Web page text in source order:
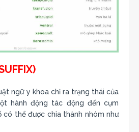
ngữ y khoa chỉ ra trạng thái của
hành động tác động đến cụm
có thể được chia thành nhóm như